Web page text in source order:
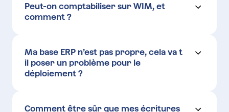
depuis l’import des données jusqu’à la
clôture de la campagne. Voici les
Import de vos données patrimoniales
(ERP)
Import des invariants cadastraux
Peut-on comptabiliser sur WIM, et
comment ?
la récupération de votre plan comptable
Ma base ERP n’est pas propre, cela va t
il poser un problème pour le
déploiement ?
Comment être sûr que mes écritures